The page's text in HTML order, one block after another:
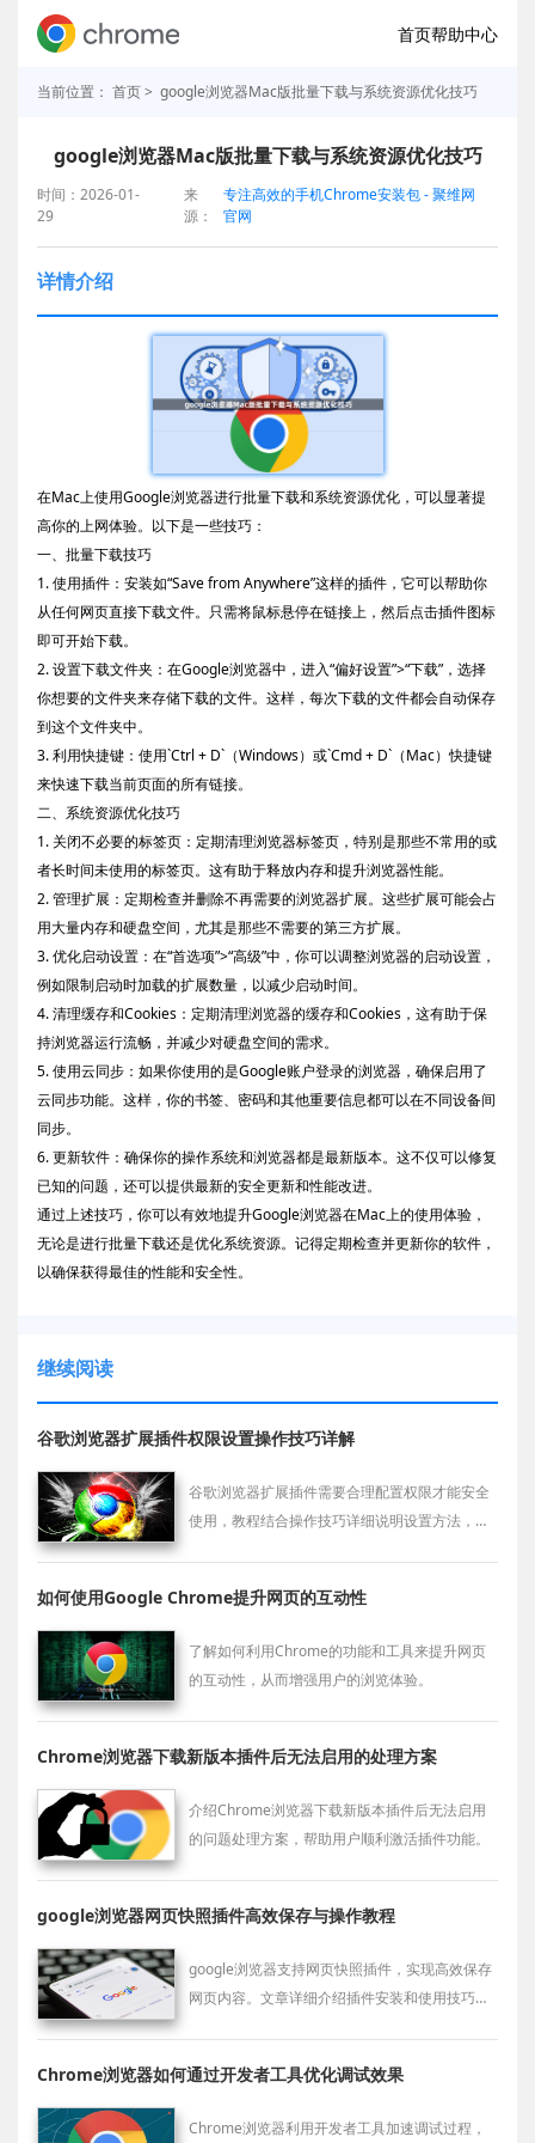
首页帮助中心
当前位置： 首页> google浏览器Mac版批量下载与系统资源优化技巧
google浏览器Mac版批量下载与系统资源优化技巧
时间：2026-01-
29
来
源：
专注高效的手机Chrome安装包 - 聚维网
官网
详情介绍
在Mac上使用Google浏览器进行批量下载和系统资源优化，可以显著提
高你的上网体验。以下是一些技巧：
一、批量下载技巧
1. 使用插件：安装如“Save from Anywhere”这样的插件，它可以帮助你
从任何网页直接下载文件。只需将鼠标悬停在链接上，然后点击插件图标
即可开始下载。
2. 设置下载文件夹：在Google浏览器中，进入“偏好设置”>“下载”，选择
你想要的文件夹来存储下载的文件。这样，每次下载的文件都会自动保存
到这个文件夹中。
3. 利用快捷键：使用`Ctrl + D`（Windows）或`Cmd + D`（Mac）快捷键
来快速下载当前页面的所有链接。
二、系统资源优化技巧
1. 关闭不必要的标签页：定期清理浏览器标签页，特别是那些不常用的或
者长时间未使用的标签页。这有助于释放内存和提升浏览器性能。
2. 管理扩展：定期检查并删除不再需要的浏览器扩展。这些扩展可能会占
用大量内存和硬盘空间，尤其是那些不需要的第三方扩展。
3. 优化启动设置：在“首选项”>“高级”中，你可以调整浏览器的启动设置，
例如限制启动时加载的扩展数量，以减少启动时间。
4. 清理缓存和Cookies：定期清理浏览器的缓存和Cookies，这有助于保
持浏览器运行流畅，并减少对硬盘空间的需求。
5. 使用云同步：如果你使用的是Google账户登录的浏览器，确保启用了
云同步功能。这样，你的书签、密码和其他重要信息都可以在不同设备间
同步。
6. 更新软件：确保你的操作系统和浏览器都是最新版本。这不仅可以修复
已知的问题，还可以提供最新的安全更新和性能改进。
通过上述技巧，你可以有效地提升Google浏览器在Mac上的使用体验，
无论是进行批量下载还是优化系统资源。记得定期检查并更新你的软件，
以确保获得最佳的性能和安全性。
继续阅读
谷歌浏览器扩展插件权限设置操作技巧详解
谷歌浏览器扩展插件需要合理配置权限才能安全
使用，教程结合操作技巧详细说明设置方法，帮
如何使用Google Chrome提升网页的互动性
了解如何利用Chrome的功能和工具来提升网页
的互动性，从而增强用户的浏览体验。
Chrome浏览器下载新版本插件后无法启用的处理方案
介绍Chrome浏览器下载新版本插件后无法启用
的问题处理方案，帮助用户顺利激活插件功能。
google浏览器网页快照插件高效保存与操作教程
google浏览器支持网页快照插件，实现高效保存
网页内容。文章详细介绍插件安装和使用技巧，
Chrome浏览器如何通过开发者工具优化调试效果
Chrome浏览器利用开发者工具加速调试过程，